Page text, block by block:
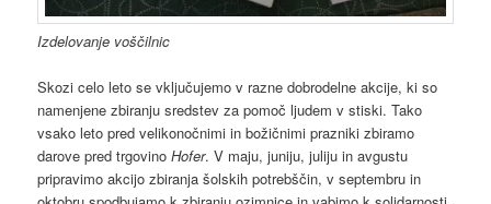
Izdelovanje voščilnic
Skozi celo leto se vključujemo v razne dobrodelne akcije, ki so
namenjene zbiranju sredstev za pomoč ljudem v stiski. Tako
vsako leto pred velikonočnimi in božičnimi prazniki zbiramo
darove pred trgovinoHofer. V maju, juniju, juliju in avgustu
pripravimo akcijo zbiranja šolskih potrebščin, v septembru in